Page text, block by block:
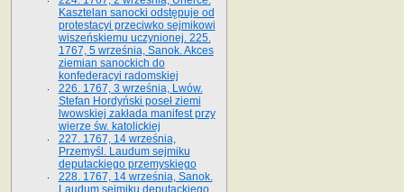
Kasztelan sanocki odstępuje od
protestacyi przeciwko sejmikowi
wiszeńskiemu uczynionej. 225.
1767, 5 września, Sanok. Akces
ziemian sanockich do
konfederacyi radomskiej
226. 1767, 3 września, Lwów.
Stefan Hordyński poseł ziemi
lwowskiej zakłada manifest przy
wierze św. ka­tolickiej
227. 1767, 14 września,
Przemyśl. Laudum sejmiku
deputackiego przemyskiego
228. 1767, 14 września, Sanok.
Laudum sejmiku deputackiego